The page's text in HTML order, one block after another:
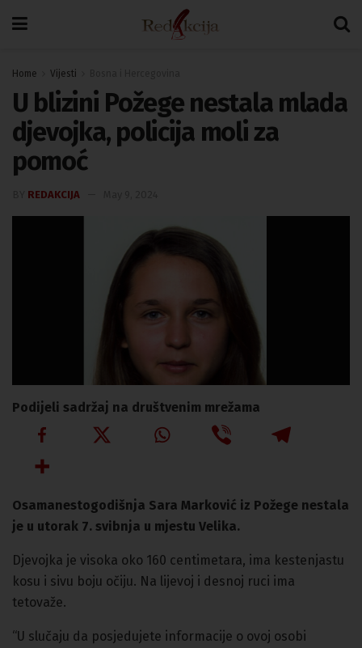
Home Vijesti
U blizini Požege nestala mlada
djevojka, policija moli za
pomoć
REDAKCIJA
Podijeli sadržaj na društvenim mrežama
Osamanestogodišnja Sara Marković iz Požege nestala
je u utorak 7. svibnja u mjestu Velika.
Djevojka je visoka oko 160 centimetara, ima kestenjastu
kosu i sivu boju očiju. Na lijevoj i desnoj ruci ima
tetovaže.
“U slučaju da posjedujete informacije o ovoj osobi